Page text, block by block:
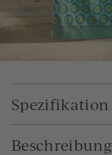
Spezifikation
Beschreibung